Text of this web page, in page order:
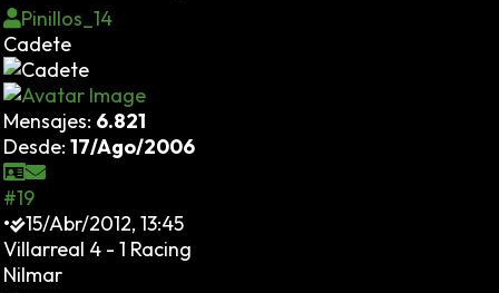
Pinillos_14
Cadete
Mensajes: 6.821
Desde: 17/Ago/2006
#19
•
15/Abr/2012, 13:45
Villarreal 4 - 1 Racing
Nilmar